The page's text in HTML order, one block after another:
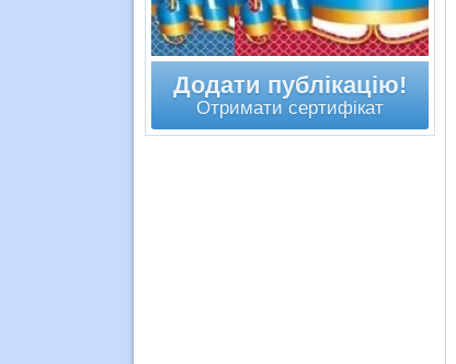
Додати публікацію!
Отримати сертифікат